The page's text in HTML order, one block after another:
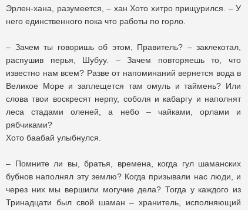
Эрлен-хана, разумеется, – хан Хото хитро прищурился. – У
него единственного пока что работы по горло.
– Зачем ты говоришь об этом, Правитель? – заклекотал,
распушив перья, Шубуу. – Зачем повторяешь то, что
известно нам всем? Разве от напоминаний вернется вода в
Великое Море и заплещется там омуль и таймень? Или
слова твои воскресят нерпу, соболя и кабаргу и наполнят
леса стадами оленей, а небо – чайками, орлами и
рябчиками?
Хото баабай улыбнулся.
– Помните ли вы, братья, времена, когда гул шаманских
бубнов наполнял эту землю? Когда призывали нас люди, и
через них мы вершили могучие дела? Тогда у каждого из
Тринадцати был свой шаман – хранитель, исполняющий